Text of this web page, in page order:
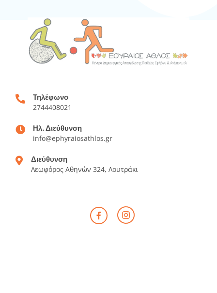
Τηλέφωνο
2744408021
Ηλ. Διεύθυνση
info@ephyraiosathlos.gr
Διεύθυνση
Λεωφόρος Αθηνών 324, Λουτράκι